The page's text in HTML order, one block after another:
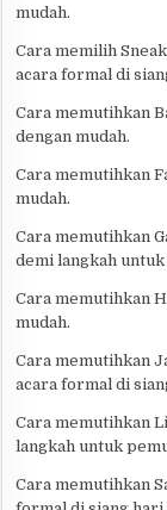
mudah.
Cara memilih
acara formal di
Cara memutihkan
dengan mudah.
Cara memutihkan
mudah.
Cara memutihkan
demi langkah untuk
Cara memutihkan
mudah.
Cara memutihkan
acara formal di
Cara memutihkan
langkah untuk
Cara memutihkan